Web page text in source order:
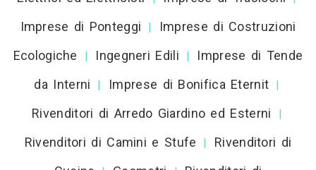
Imprese di Ponteggi |
Imprese di Costruzioni
Ecologiche
| Ingegneri Edili |
Imprese di Tende
da Interni
| Imprese di Bonifica Eternit |
Rivenditori di Arredo Giardino ed Esterni |
Rivenditori di Camini e Stufe |
Rivenditori di